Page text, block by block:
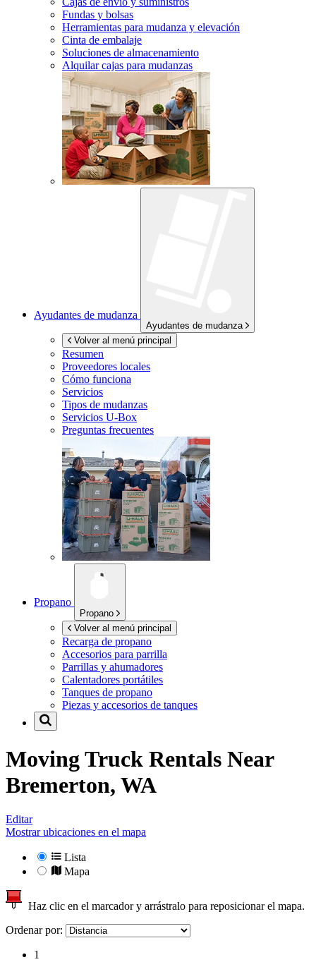
Fundas y bolsas
Herramientas para mudanza y elevación
Cinta de embalaje
Soluciones de almacenamiento
Alquilar cajas para mudanzas
Ayudantes de mudanza
Ayudantes de mudanza
Volver al menú principal
Resumen
Proveedores locales
Cómo funciona
Servicios
Tipos de mudanzas
Servicios U-Box
Preguntas frecuentes
Propano
Propano
Volver al menú principal
Recarga de propano
Accesorios para parrilla
Parrillas y ahumadores
Calentadores portátiles
Tanques de propano
Piezas y accesorios de tanques
Moving Truck Rentals Near
Bremerton, WA
Editar
Mostrar ubicaciones en el mapa
Lista
Mapa
Haz clic en el marcador y arrástralo para reposicionar el mapa.
Ordenar por:
1